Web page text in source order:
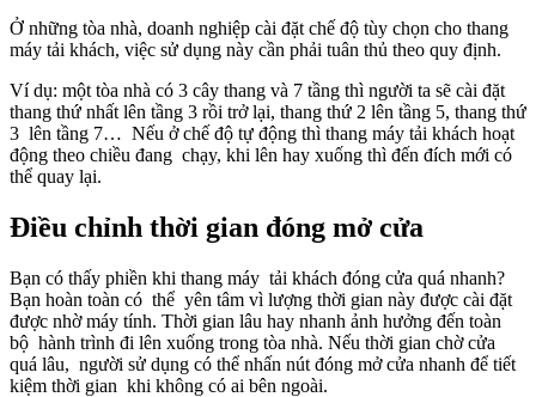
Ở những tòa nhà, doanh nghiệp cài đặt chế độ tùy chọn cho thang
máy tải khách, việc sử dụng này cần phải tuân thủ theo quy định.
Ví dụ: một tòa nhà có 3 cây thang và 7 tầng thì người ta sẽ cài đặt
thang thứ nhất lên tầng 3 rồi trở lại, thang thứ 2 lên tầng 5, thang thứ
3 lên tầng 7… Nếu ở chế độ tự động thì thang máy tải khách hoạt
động theo chiều đang chạy, khi lên hay xuống thì đến đích mới có
thể quay lại.
Điều chỉnh thời gian đóng mở cửa
Bạn có thấy phiền khi thang máy tải khách đóng cửa quá nhanh?
Bạn hoàn toàn có thể yên tâm vì lượng thời gian này được cài đặt
được nhờ máy tính. Thời gian lâu hay nhanh ảnh hưởng đến toàn
bộ hành trình đi lên xuống trong tòa nhà. Nếu thời gian chờ cửa
quá lâu, người sử dụng có thể nhấn nút đóng mở cửa nhanh để tiết
kiệm thời gian khi không có ai bên ngoài.